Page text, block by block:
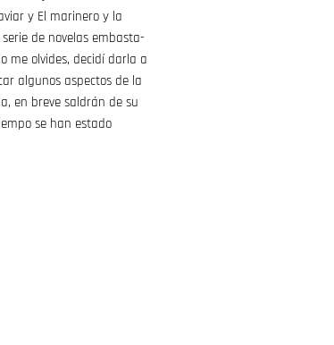
y El marinero y la
de novelas embasta-
me olvides, decidí darla a
algunos aspectos de la
en breve saldrán de su
se han estado